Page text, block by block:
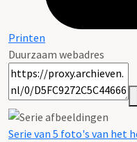
Printen
Duurzaam webadres
Serie van 5 foto's van het